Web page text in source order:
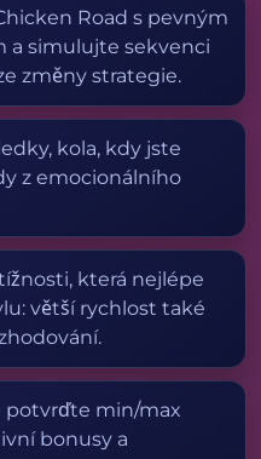
Road s pevným
a simulujte sekvenci
změny strategie.
kola, kdy jste
z emocionálního
která nejlépe
větší rychlost také
potvrďte min/max
bonusy a